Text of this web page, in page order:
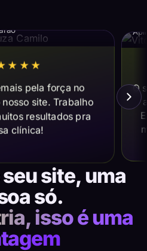
pela força no
site. Trabalho
resultados pra
clínica!
O
site, uma
só.
isso é uma